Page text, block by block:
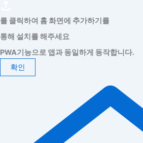
를 클릭하여 홈 화면에 추가하기를
통해 설치를 해주세요
PWA기능으로 앱과 동일하게 동작합니다.
확인